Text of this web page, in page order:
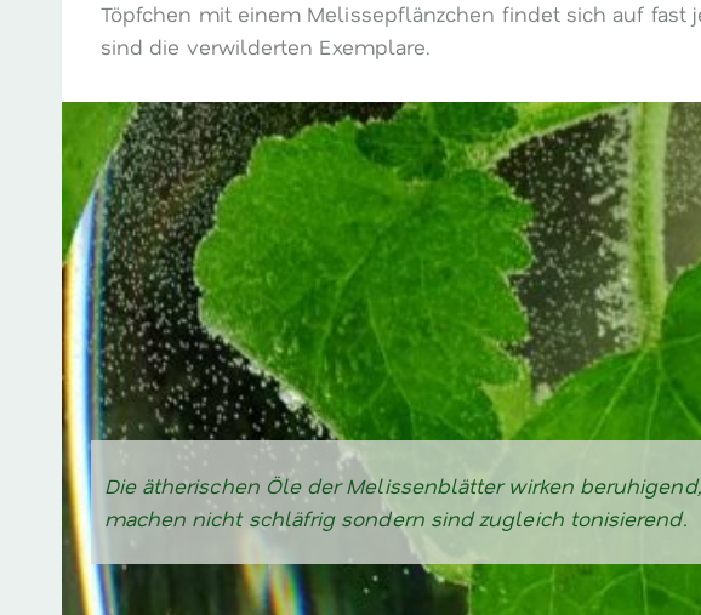
Töpfchen mit einem Melissepflänzchen findet sich auf fast
sind die verwilderten Exemplare.
Die ätherischen Öle der Melissenblätter wirken
machen nicht schläfrig sondern sind zugleich tonisierend.